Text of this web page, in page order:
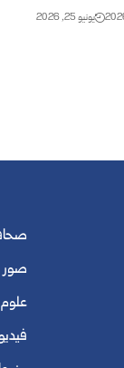
يونيو 25, 2026
صور